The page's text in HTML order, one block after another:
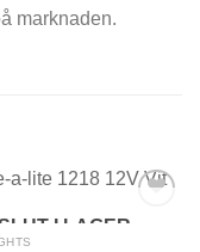
marknaden.
SLUT I LAGER